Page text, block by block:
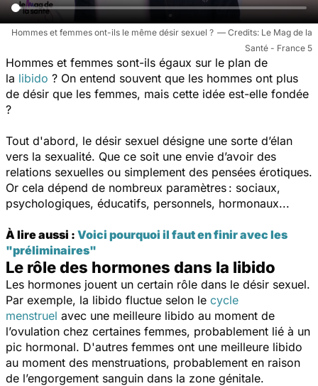
Hommes et femmes ont-ils le même désir sexuel ?
Le Mag de la
Santé - France 5
Hommes et femmes sont-ils égaux sur le plan de
la libido ? On entend souvent que les hommes ont plus
de désir que les femmes, mais cette idée est-elle fondée
?
Tout d'abord, le désir sexuel désigne une sorte d’élan
vers la sexualité. Que ce soit une envie d’avoir des
relations sexuelles ou simplement des pensées érotiques.
Or cela dépend de nombreux paramètres : sociaux,
psychologiques, éducatifs, personnels, hormonaux...
À lire aussi : Voici pourquoi il faut en finir avec les
"préliminaires"
Le rôle des hormones dans la libido
Les hormones jouent un certain rôle dans le désir sexuel.
Par exemple, la libido fluctue selon le cycle
menstruel avec une meilleure libido au moment de
l’ovulation chez certaines femmes, probablement lié à un
pic hormonal. D'autres femmes ont une meilleure libido
au moment des menstruations, probablement en raison
de l’engorgement sanguin dans la zone génitale.